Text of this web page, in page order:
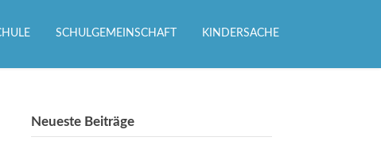
SCHULGEMEINSCHAFT KINDERSACHE
Neueste Beiträge